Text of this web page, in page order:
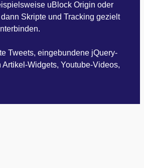
uBlock Origin oder
Skripte und Tracking gezielt
Tweets, eingebundene jQuery-
Widgets, Youtube-Videos,